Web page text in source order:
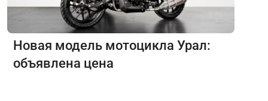
Новая модель мотоцикла Урал:
объявлена цена